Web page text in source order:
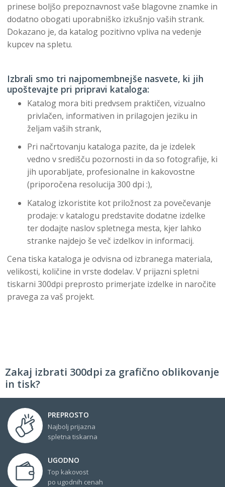
prinese boljšo prepoznavnost vaše blagovne znamke in
dodatno obogati uporabniško izkušnjo vaših strank.
Dokazano je, da katalog pozitivno vpliva na vedenje
kupcev na spletu.
Izbrali smo tri najpomembnejše nasvete, ki jih
upoštevajte pri pripravi kataloga:
Katalog mora biti predvsem praktičen, vizualno
privlačen, informativen in prilagojen jeziku in
željam vaših strank,
Pri načrtovanju kataloga pazite, da je izdelek
vedno v središču pozornosti in da so fotografije, ki
jih uporabljate, profesionalne in kakovostne
(priporočena resolucija 300 dpi :),
Katalog izkoristite kot priložnost za povečevanje
prodaje: v katalogu predstavite dodatne izdelke
ter dodajte naslov spletnega mesta, kjer lahko
stranke najdejo še več izdelkov in informacij.
Cena tiska kataloga je odvisna od izbranega materiala,
velikosti, količine in vrste dodelav. V prijazni spletni
tiskarni 300dpi preprosto primerjate izdelke in naročite
pravega za vaš projekt.
Zakaj izbrati 300dpi za grafično oblikovanje
in tisk?
PREPROSTO
Najbolj prijazna
spletna tiskarna
UGODNO
Top kakovost
po ugodnih cenah